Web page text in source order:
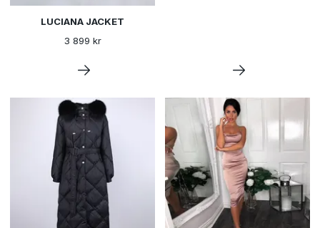
LUCIANA JACKET
3 899 kr